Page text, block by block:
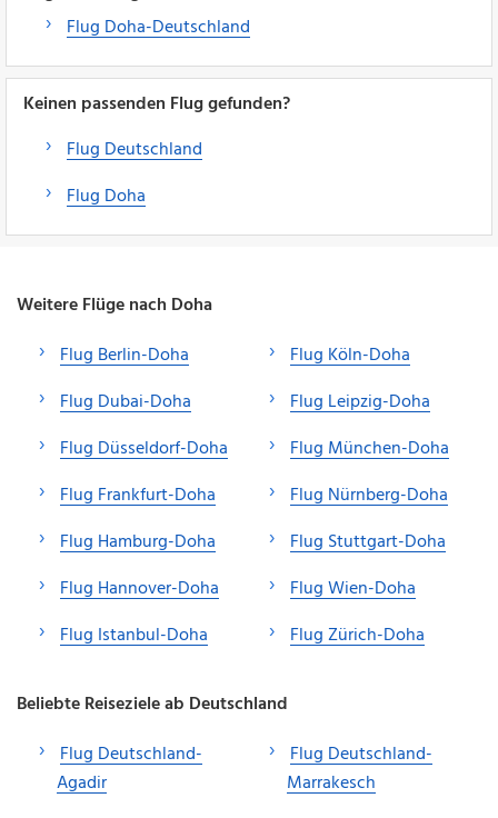
Flug Doha-Deutschland
Keinen passenden Flug gefunden?
Flug Deutschland
Flug Doha
Weitere Flüge nach Doha
Flug Berlin-Doha
Flug Dubai-Doha
Flug Düsseldorf-Doha
Flug Frankfurt-Doha
Flug Hamburg-Doha
Flug Hannover-Doha
Flug Istanbul-Doha
Flug Köln-Doha
Flug Leipzig-Doha
Flug München-Doha
Flug Nürnberg-Doha
Flug Stuttgart-Doha
Flug Wien-Doha
Flug Zürich-Doha
Beliebte Reiseziele ab Deutschland
Flug Deutschland-
Agadir
Flug Deutschland-
Marrakesch